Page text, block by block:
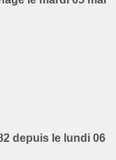
depuis le lundi 06